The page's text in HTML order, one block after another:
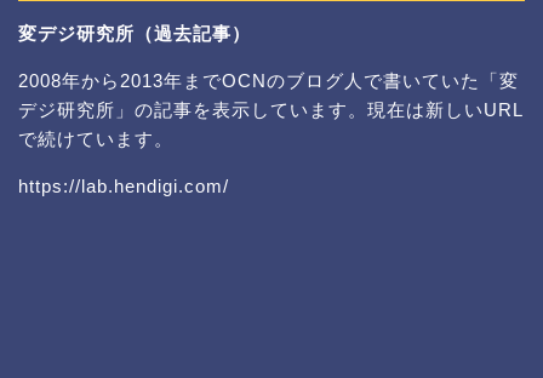
変デジ研究所（過去記事）
2008年から2013年までOCNのブログ人で書いていた「変
デジ研究所」の記事を表示しています。現在は新しいURL
で続けています。
https://lab.hendigi.com/